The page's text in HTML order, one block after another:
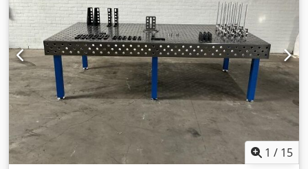
de transporte: 2000 mm x 1000 mm x 500 mm (largo x
ancho x alto) Credpfx Aszry Rkogmsf Información
financiera IVA: El precio indicado no incluye el IVA.
IVA/Régimen de recargo del IVA: El IVA es deducible para
las empresas. Entrega y aceptación de equipos usados
posibles en cualquier momento para todos los productos
del sector industrial. Lukas van Rossum
1 / 15